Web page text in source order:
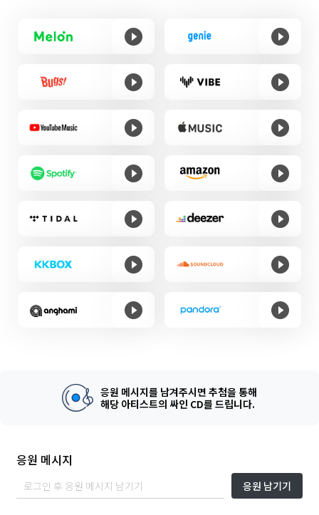
응원 메시지를 남겨주시면 추첨을 통해
해당 아티스트의 싸인 CD를 드립니다.
응원 메시지
응원 남기기